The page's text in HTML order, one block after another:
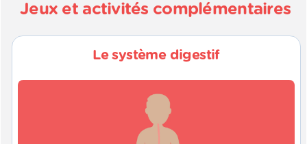
Jeux et activités complémentaires
Le système digestif